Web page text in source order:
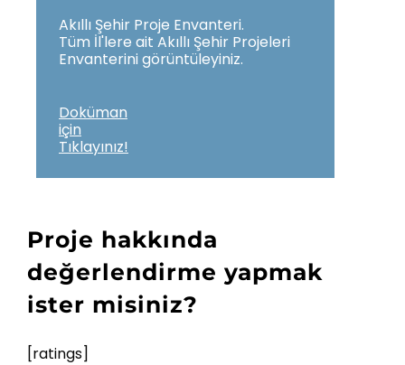
Akıllı Şehir Proje Envanteri.
Tüm İl'lere ait Akıllı Şehir Projeleri
Envanterini görüntüleyiniz.
Doküman
için
Tıklayınız!
Proje hakkında
değerlendirme yapmak
ister misiniz?
[ratings]